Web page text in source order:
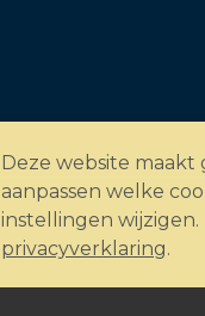
Deze website maakt
aanpassen welke
instellingen wijzigen.
privacyverklaring.